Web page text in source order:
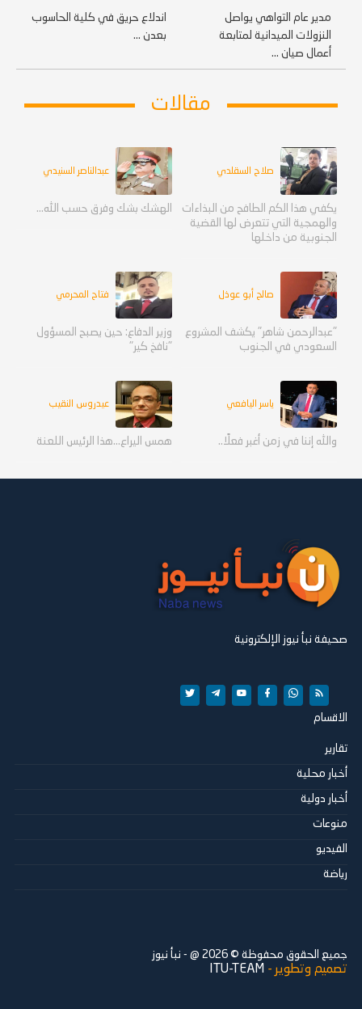
مدير عام التواهي يواصل
النزولات الميدانية لمتابعة
أعمال صيان ...
اندلاع حريق في كلية الحاسوب
بعدن ...
مقالات
صلاح السقلدي
يكفي هذا الكم الطافح من البذاءات
والهمجية التي تتعرض لها القضية
الجنوبية من داخلها
عبدالناصر السنيدي
الهشك بشك وفرق حسب الله...
صالح أبو عوذل
"عبدالرحمن شاهر" يكشف المشروع
السعودي في الجنوب
فتاح المحرمي
وزير الدفاع: حين يصبح المسؤول
"نافخ كير"
ياسر اليافعي
والله إننا في زمن أغبر فعلًا..
عيدروس النقيب
همس اليراع...هذا الرئيس اللعنة
صحيفة نبأ نيوز الإلكترونية
الاقسام
تقارير
أخبار محلية
أخبار دولية
منوعات
الفيديو
رياضة
جميع الحقوق محفوظة © 2026 @ - نبأ نيوز
تصميم وتطوير - ITU-TEAM